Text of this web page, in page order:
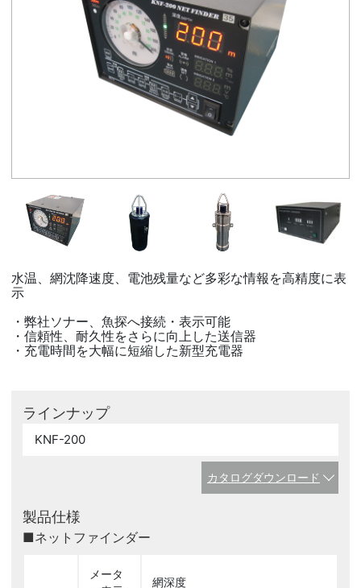
水温、網沈降速度、電池残量など多彩な情報を高精度に表
示
・弊社ソナー、魚探へ接続・表示可能
・信頼性、耐久性をさらに向上した送信器
・充電時間を大幅に短縮した新型充電器
ラインナップ
KNF-200
カタログダウンロード
製品仕様
■ネットファインダー
メータ
網深度